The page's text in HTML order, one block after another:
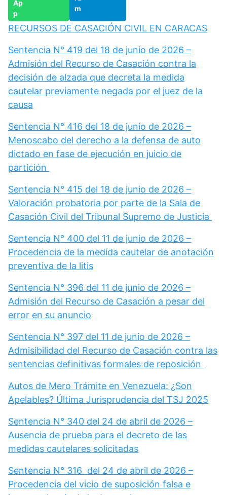
RECURSOS DE CASACIÓN CIVIL EN CARACAS
Sentencia N° 419 del 18 de junio de 2026 –
Admisión del Recurso de Casación contra la
decisión de alzada que decreta la medida
cautelar previamente negada por el juez de la
causa
Sentencia N° 416 del 18 de junio de 2026 –
Menoscabo del derecho a la defensa de auto
dictado en fase de ejecución en juicio de
partición
Sentencia N° 415 del 18 de junio de 2026 –
Valoración probatoria por parte de la Sala de
Casación Civil del Tribunal Supremo de Justicia
Sentencia N° 400 del 11 de junio de 2026 –
Procedencia de la medida cautelar de anotación
preventiva de la litis
Sentencia N° 396 del 11 de junio de 2026 –
Admisión del Recurso de Casación a pesar del
error en su anuncio
Sentencia N° 397 del 11 de junio de 2026 –
Admisibilidad del Recurso de Casación contra las
sentencias definitivas formales de reposición
Autos de Mero Trámite en Venezuela: ¿Son
Apelables? Última Jurisprudencia del TSJ 2025
Sentencia N° 340 del 24 de abril de 2026 –
Ausencia de prueba para el decreto de las
medidas cautelares solicitadas
Sentencia N° 316 del 24 de abril de 2026 –
Procedencia del vicio de suposición falsa e